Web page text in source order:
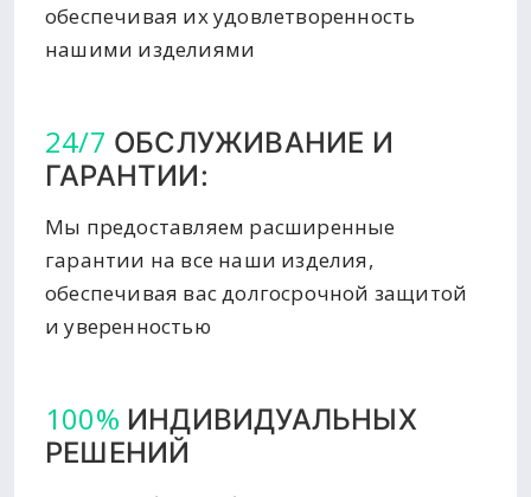
обеспечивая их удовлетворенность
нашими изделиями
24/7 ОБСЛУЖИВАНИЕ И
ГАРАНТИИ:
Мы предоставляем расширенные
гарантии на все наши изделия,
обеспечивая вас долгосрочной защитой
и уверенностью
100% ИНДИВИДУАЛЬНЫХ
РЕШЕНИЙ